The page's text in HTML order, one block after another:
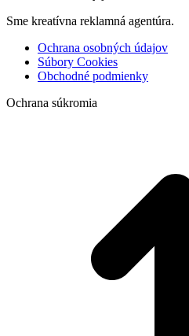
Sme kreatívna reklamná agentúra.
Ochrana osobných údajov
Súbory Cookies
Obchodné podmienky
Ochrana súkromia